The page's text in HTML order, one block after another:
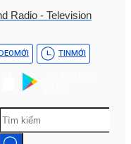
Radio - Television
MỚI TINMỚI